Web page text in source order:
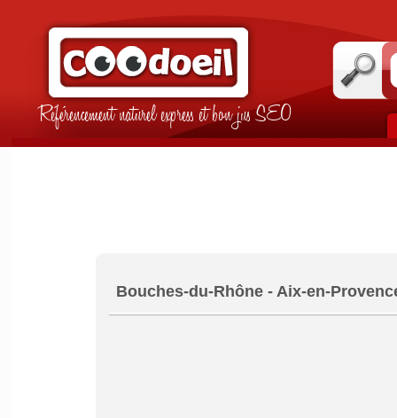
Référencement naturel express et bon jus SEO
Bouches-du-Rhône - Aix-en-